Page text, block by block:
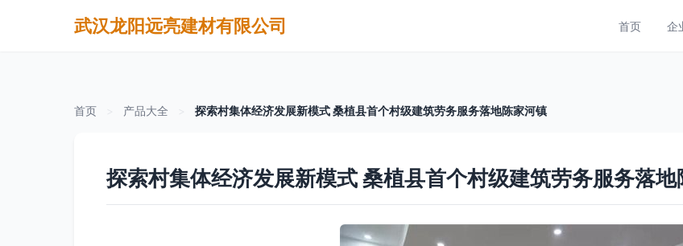
武汉龙阳远亮建材有限公司 首页 企
首页 产品大全 探索村集体经济发展新模式 桑植县首个村级建筑劳务服务落地陈家河镇
探索村集体经济发展新模式 桑植县首个村级建筑劳务服务落地